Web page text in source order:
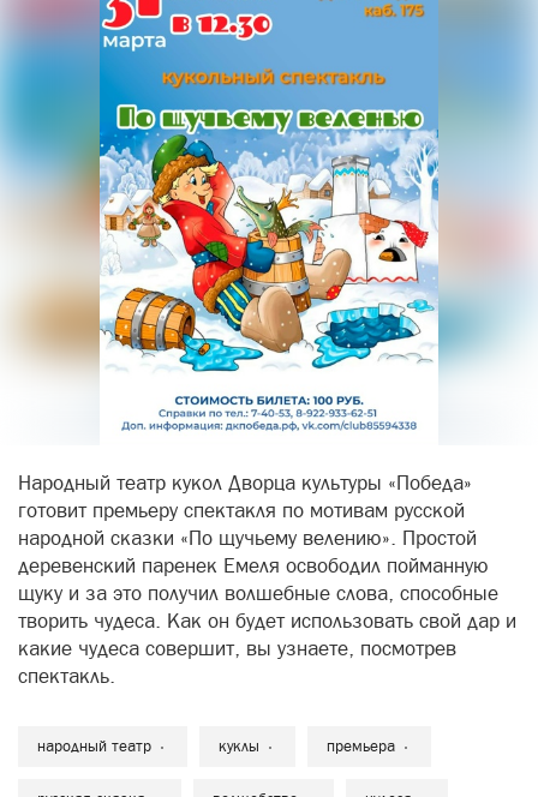
Народный театр кукол Дворца культуры «Победа»
готовит премьеру спектакля по мотивам русской
народной сказки «По щучьему велению». Простой
деревенский паренек Емеля освободил пойманную
щуку и за это получил волшебные слова, способные
творить чудеса. Как он будет использовать свой дар и
какие чудеса совершит, вы узнаете, посмотрев
спектакль.
народный театр куклы премьера